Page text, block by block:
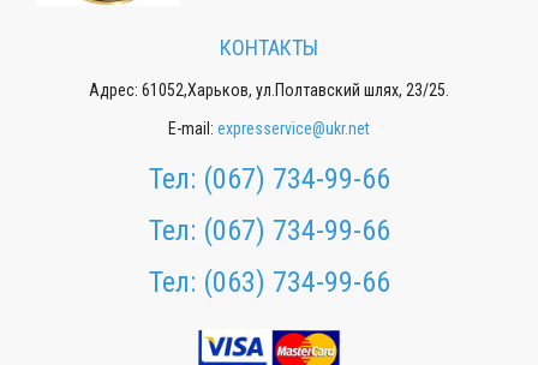
КОНТАКТЫ
Адрес: 61052,Харьков, ул.Полтавский шлях, 23/25.
E-mail: expresservice@ukr.net
Тел: (067) 734-99-66
Тел: (067) 734-99-66
Тел: (063) 734-99-66